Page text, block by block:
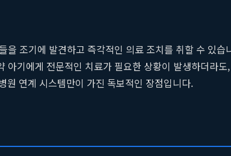
조기에 발견하고 즉각적인 의료 조치를 취할 수 있
기에게 전문적인 치료가 필요한 상황이 발생하더라
원 연계 시스템만이 가진 독보적인 장점입니다.